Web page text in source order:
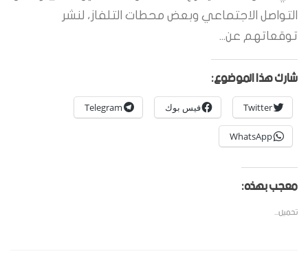
التواصل الاجتماعي وبعض محطات التلفاز، لنشر
توقعاتهم عن...
شارك هذا الموضوع:
Twitter فيس بوك Telegram
WhatsApp
معجب بهذه:
تحميل...